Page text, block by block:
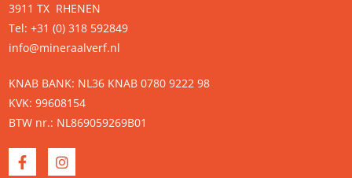
3911 TX RHENEN
Tel: +31 (0) 318 592849
info@mineraalverf.nl
KNAB BANK: NL36 KNAB 0780 9222 98
KVK: 99608154
BTW nr.: NL869059269B01